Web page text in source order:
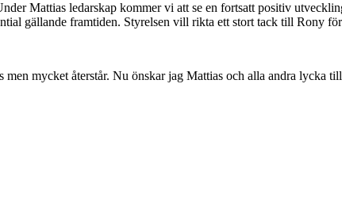
Mattias ledarskap kommer vi att se en fortsatt positiv
gällande framtiden. Styrelsen vill rikta ett stort tack till Rony för
mycket återstår. Nu önskar jag Mattias och alla andra lycka